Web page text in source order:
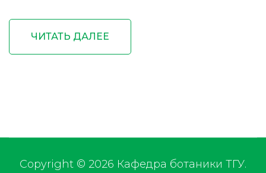
ЧИТАТЬ ДАЛЕЕ
Copyright © 2026 Кафедра ботаники ТГУ.